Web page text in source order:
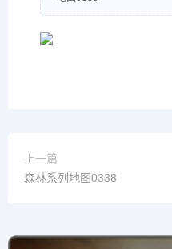
上一篇
森林系列地图0338